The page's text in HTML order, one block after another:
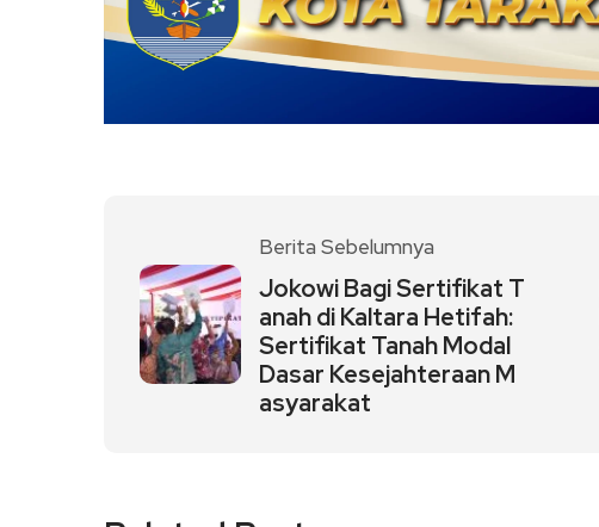
Berita Sebelumnya
Jokowi Bagi Sertifikat T
anah di Kaltara Hetifah:
Sertifikat Tanah Modal
Dasar Kesejahteraan M
asyarakat